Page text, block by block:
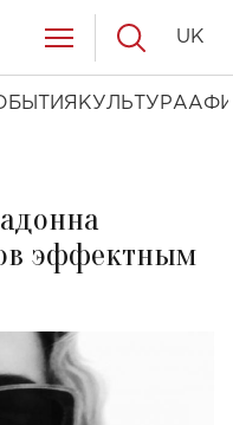
КУЛЬТУРА
UK
эффектным